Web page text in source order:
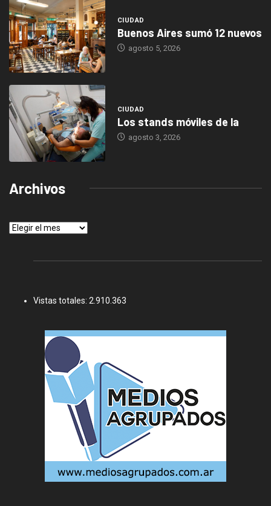
CIUDAD
Buenos Aires sumó 12 nuevos
agosto 5, 2026
CIUDAD
Los stands móviles de la
agosto 3, 2026
Archivos
Archivos
Vistas totales: 2.910.363